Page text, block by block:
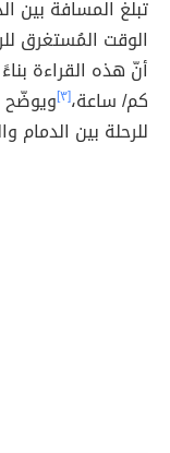
كم/ ساعة،[٣] ويوضّح
للرحلة بين الدمام